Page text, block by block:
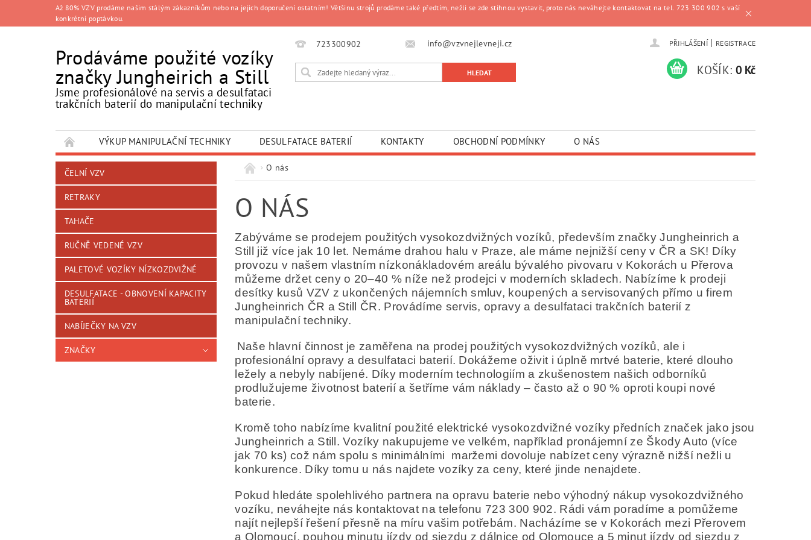
Až 80% VZV prodáme našim stálým zákazníkům nebo na jejich doporučení ostatním! Většinu strojů prodáme také předtím, nežli se zde stihnou vystavit, proto nás neváhejte kontaktovat na tel. 723 300 902 s vaší
konkrétní poptávkou.
Prodáváme použité vozíky
značky Jungheirich a Still
Jsme profesionálové na servis a desulfataci
trakčních baterií do manipulační techniky
723300902 info@vzvnejlevneji.cz PŘIHLÁŠENÍ | REGISTRACE
KOŠÍK: 0 Kč
VÝKUP MANIPULAČNÍ TECHNIKY DESULFATACE BATERIÍ KONTAKTY OBCHODNÍ PODMÍNKY O NÁS
ČELNÍ VZV
RETRAKY
TAHAČE
RUČNĚ VEDENÉ VZV
PALETOVÉ VOZÍKY NÍZKOZDVIŽNÉ
DESULFATACE - OBNOVENÍ KAPACITY
BATERIÍ
NABÍJEČKY NA VZV
ZNAČKY
O nás
O NÁS
Zabýváme se prodejem použitých vysokozdvižných vozíků, především značky Jungheinrich a
Still již více jak 10 let. Nemáme drahou halu v Praze, ale máme nejnižší ceny v ČR a SK! Díky
provozu v našem vlastním nízkonákladovém areálu bývalého pivovaru v Kokorách u Přerova
můžeme držet ceny o 20–40 % níže než prodejci v moderních skladech. Nabízíme k prodeji
desítky kusů VZV z ukončených nájemních smluv, koupených a servisovaných přímo u firem
Jungheinrich ČR a Still ČR. Provádíme servis, opravy a desulfataci trakčních baterií z
manipulační techniky.
Naše hlavní činnost je zaměřena na prodej použitých vysokozdvižných vozíků, ale i
profesionální opravy a desulfataci baterií. Dokážeme oživit i úplně mrtvé baterie, které dlouho
ležely a nebyly nabíjené. Díky moderním technologiím a zkušenostem našich odborníků
prodlužujeme životnost baterií a šetříme vám náklady – často až o 90 % oproti koupi nové
baterie.
Kromě toho nabízíme kvalitní použité elektrické vysokozdvižné vozíky předních značek jako jsou
Jungheinrich a Still. Vozíky nakupujeme ve velkém, například pronájemní ze Škody Auto (více
jak 70 ks) což nám spolu s minimálními maržemi dovoluje nabízet ceny výrazně nižší nežli u
konkurence. Díky tomu u nás najdete vozíky za ceny, které jinde nenajdete.
Pokud hledáte spolehlivého partnera na opravu baterie nebo výhodný nákup vysokozdvižného
vozíku, neváhejte nás kontaktovat na telefonu 723 300 902. Rádi vám poradíme a pomůžeme
najít nejlepší řešení přesně na míru vašim potřebám. Nacházíme se v Kokorách mezi Přerovem
a Olomoucí, pouhou minutu jízdy od sjezdu z dálnice od Olomouce a 5 minut jízdy od sjezdu z